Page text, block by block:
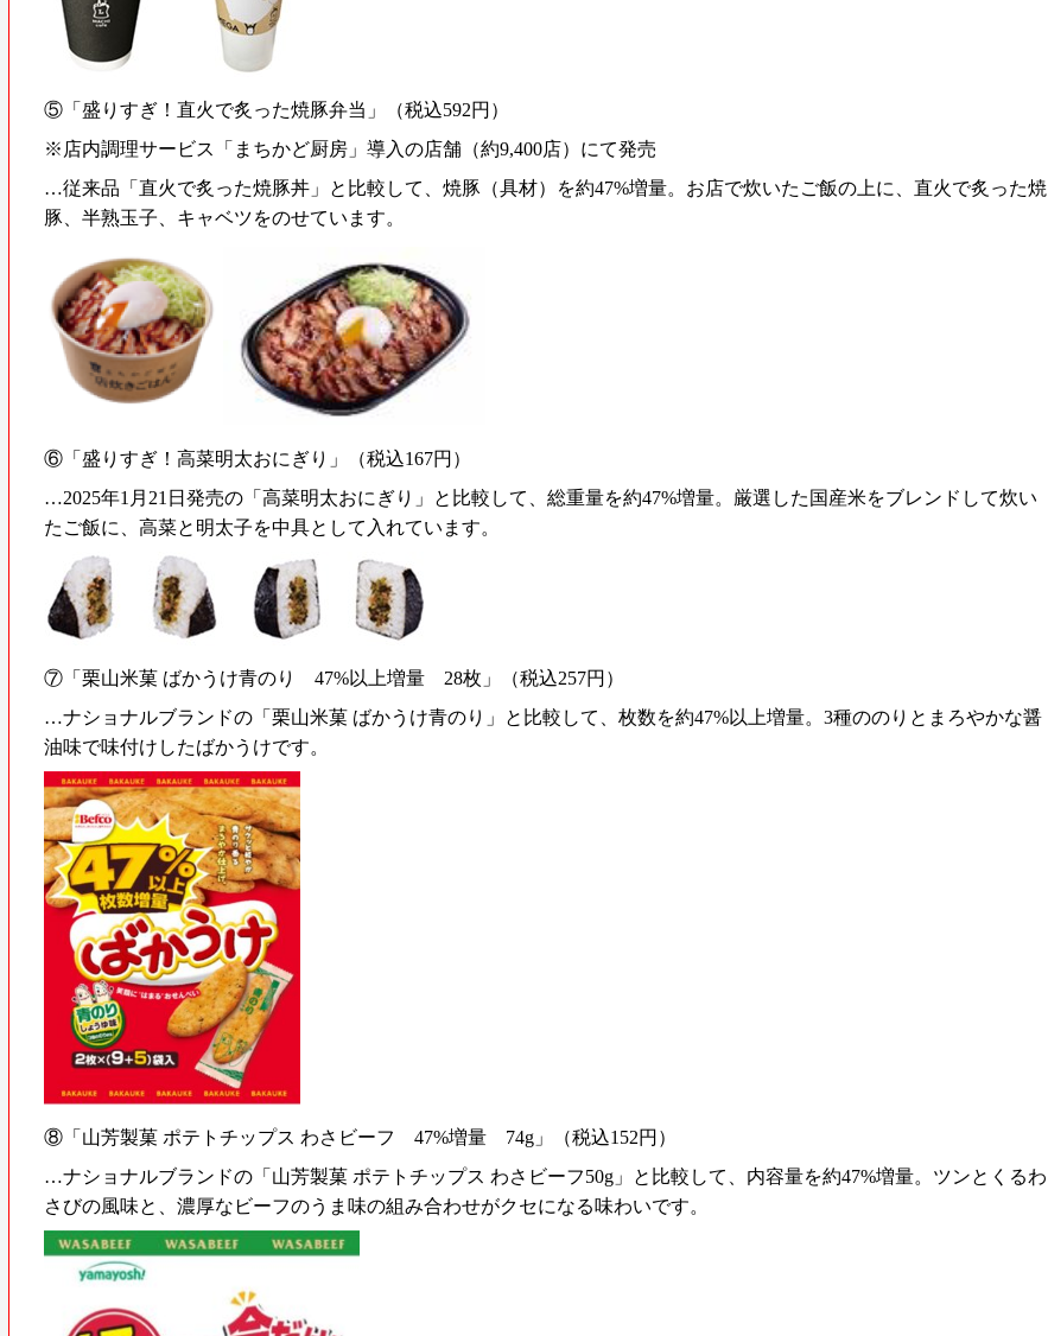
⑤「盛りすぎ！直火で炙った焼豚弁当」（税込592円）
※店内調理サービス「まちかど厨房」導入の店舗（約9,400店）にて発売
…従来品「直火で炙った焼豚丼」と比較して、焼豚（具材）を約47%増量。お店で炊いたご飯の上に、直火で炙った焼
豚、半熟玉子、キャベツをのせています。
⑥「盛りすぎ！高菜明太おにぎり」（税込167円）
…2025年1月21日発売の「高菜明太おにぎり」と比較して、総重量を約47%増量。厳選した国産米をブレンドして炊い
たご飯に、高菜と明太子を中具として入れています。
⑦「栗山米菓 ばかうけ青のり 47%以上増量 28枚」（税込257円）
…ナショナルブランドの「栗山米菓 ばかうけ青のり」と比較して、枚数を約47%以上増量。3種ののりとまろやかな醤
油味で味付けしたばかうけです。
⑧「山芳製菓 ポテトチップス わさビーフ 47%増量 74g」（税込152円）
…ナショナルブランドの「山芳製菓 ポテトチップス わさビーフ50g」と比較して、内容量を約47%増量。ツンとくるわ
さびの風味と、濃厚なビーフのうま味の組み合わせがクセになる味わいです。